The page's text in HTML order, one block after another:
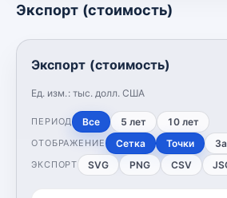
Экспорт (стоимость)
Экспорт (стоимость)
Ед. изм.: тыс. долл. США
ПЕРИОД Все 5 лет 10 лет
ОТОБРАЖЕНИЕ Сетка Точки
ЭКСПОРТ SVG PNG CSV